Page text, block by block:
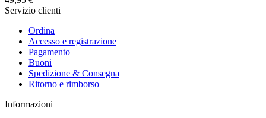
Servizio clienti
Ordina
Accesso e registrazione
Pagamento
Buoni
Spedizione & Consegna
Ritorno e rimborso
Informazioni